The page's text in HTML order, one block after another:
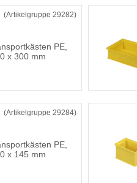
(Artikelgruppe 29282)
PE,
x 300 mm
(Artikelgruppe 29284)
PE,
x 145 mm